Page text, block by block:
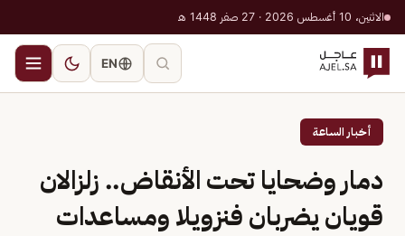
الاثنين، 10 أغسطس 2026 · 27 صفر 1448 هـ
EN
أخبار الساعة
دمار وضحايا تحت الأنقاض.. زلزالان
قويان يضربان فنزويلا ومساعدات